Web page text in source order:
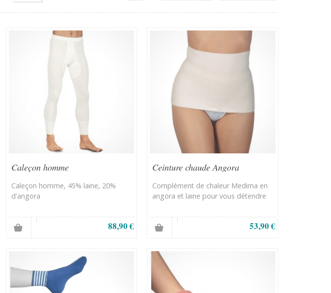
Caleçon homme
Caleçon homme, 45% laine, 20%
d'angora
88,90 €
Ceinture chaude Angora
Complément de chaleur Medima en
angora et laine pour vous détendre
53,90 €